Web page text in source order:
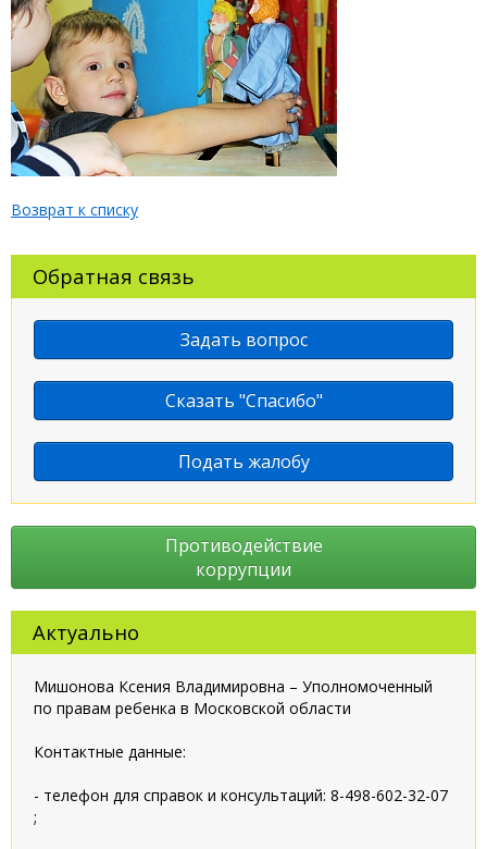
Возврат к списку
Обратная связь
Задать вопрос
Сказать "Спасибо"
Подать жалобу
Противодействие
коррупции
Актуально
Мишонова Ксения Владимировна – Уполномоченный
по правам ребенка в Московской области
Контактные данные:
- телефон для справок и консультаций: 8-498-602-32-07
;